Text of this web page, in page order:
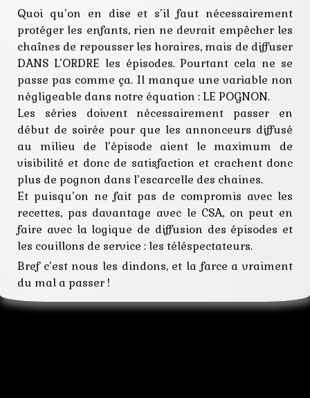
Quoi qu’on en dise et s’il faut nécessairement
protéger les enfants, rien ne devrait empêcher les
chaînes de repousser les horaires, mais de diffuser
DANS L’ORDRE les épisodes. Pourtant cela ne se
passe pas comme ça. Il manque une variable non
négligeable dans notre équation : LE POGNON.
Les séries doivent nécessairement passer en
début de soirée pour que les annonceurs diffusé
au milieu de l’épisode aient le maximum de
visibilité et donc de satisfaction et crachent donc
plus de pognon dans l’escarcelle des chaines.
Et puisqu’on ne fait pas de compromis avec les
recettes, pas davantage avec le CSA, on peut en
faire avec la logique de diffusion des épisodes et
les couillons de service : les téléspectateurs.
Bref c’est nous les dindons, et la farce a vraiment
du mal a passer !